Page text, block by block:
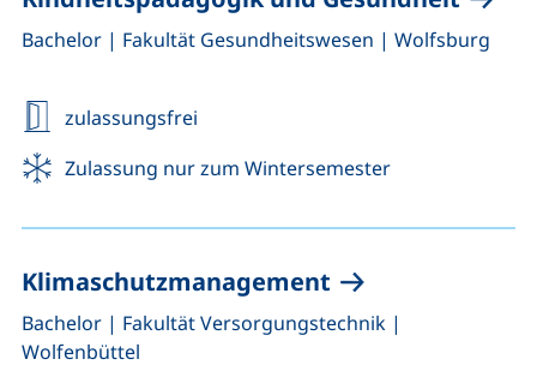
Bachelor, | Fakultät Gesundheitswesen | Wolfsburg
zulassungsfrei
Zulassung nur zum Wintersemester
Klimaschutzmanagement
Bachelor, | Fakultät Versorgungstechnik |
Wolfenbüttel